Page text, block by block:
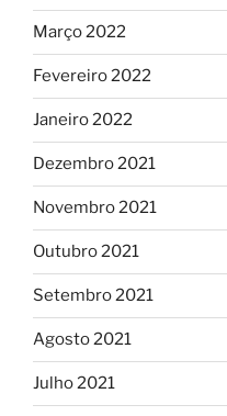
Março 2022
Fevereiro 2022
Janeiro 2022
Dezembro 2021
Novembro 2021
Outubro 2021
Setembro 2021
Agosto 2021
Julho 2021